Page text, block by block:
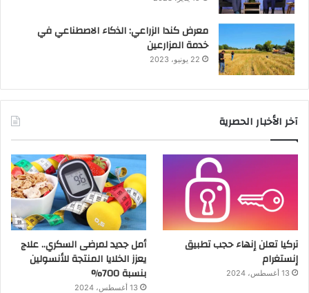
معرض كندا الزراعي: الذكاء الاصطناعي في
خدمة المزارعين
22 يونيو، 2023
آخر الأخبار الحصرية
تركيا تعلن إنهاء حجب تطبيق
إنستغرام
13 أغسطس، 2024
أمل جديد لمرضى السكري.. علاج
يعزز الخلايا المنتجة للأنسولين
بنسبة 700%
13 أغسطس، 2024